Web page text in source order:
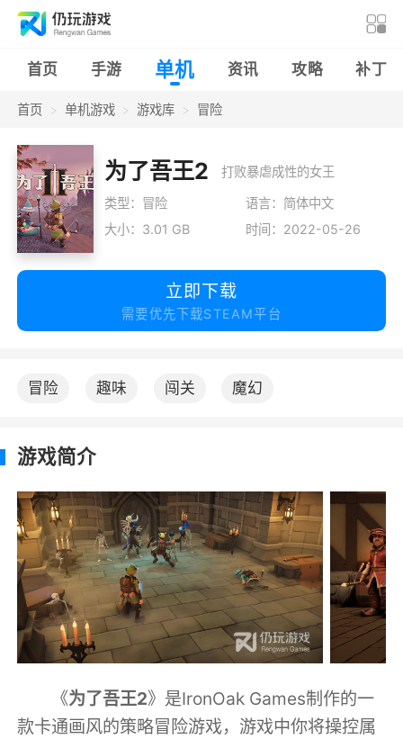
首页 手游 单机 资讯 攻略 补丁
首页 单机游戏 游戏库 冒险
为了吾王2 打败暴虐成性的女王
类型：冒险
语言：简体中文
大小：3.01 GB
时间：2022-05-26
立即下载
需要优先下载STEAM平台
冒险 趣味 闯关 魔幻
游戏简介
《为了吾王2》是IronOak Games制作的一
款卡通画风的策略冒险游戏，游戏中你将操控属